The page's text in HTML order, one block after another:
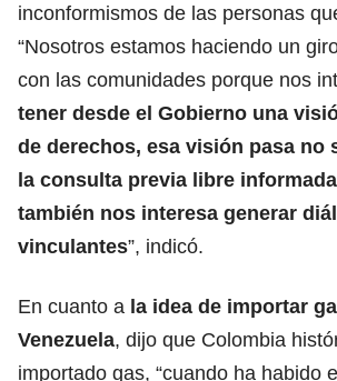
inconformismos de las personas
“Nosotros estamos haciendo un
con las comunidades porque nos
tener desde el Gobierno una
de derechos, esa visión pasa no
la consulta previa libre
también nos interesa generar
vinculantes”, indicó.
En cuanto a la idea de importar
Venezuela, dijo que Colombia
importado gas, “cuando ha habido